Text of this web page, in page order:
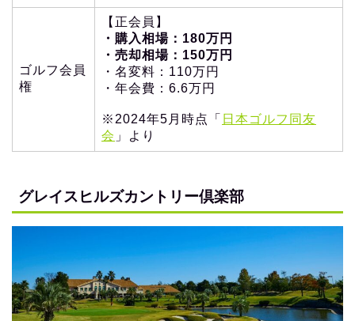
ゴルフ会員
権
【正会員】
・購入相場：180万円
・売却相場：150万円
・名変料：110万円
・年会費：6.6万円
※2024年5月時点「 日本ゴルフ同友
会 」より
グレイスヒルズカントリー倶楽部